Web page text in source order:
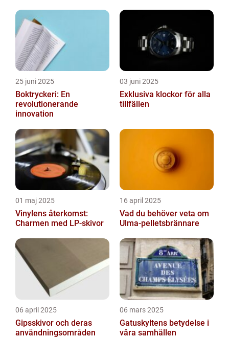
25 juni 2025
Boktryckeri: En
revolutionerande
innovation
03 juni 2025
Exklusiva klockor för alla
tillfällen
01 maj 2025
Vinylens återkomst:
Charmen med LP-skivor
16 april 2025
Vad du behöver veta om
Ulma-pelletsbrännare
06 april 2025
Gipsskivor och deras
användningsområden
06 mars 2025
Gatuskyltens betydelse i
våra samhällen